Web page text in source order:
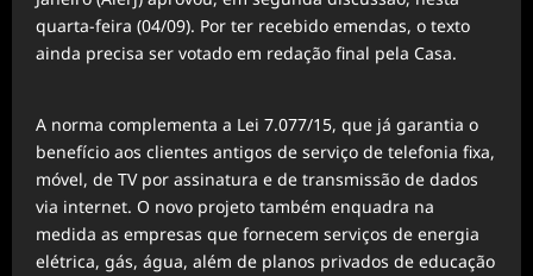
quarta-feira (04/09). Por ter recebido emendas, o texto
ainda precisa ser votado em redação final pela Casa.
A norma complementa a Lei 7.077/15, que já garantia o
benefício aos clientes antigos de serviço de telefonia fixa,
móvel, de TV por assinatura e de transmissão de dados
via internet. O novo projeto também enquadra na
medida as empresas que fornecem serviços de energia
elétrica, gás, água, além de planos privados de educação